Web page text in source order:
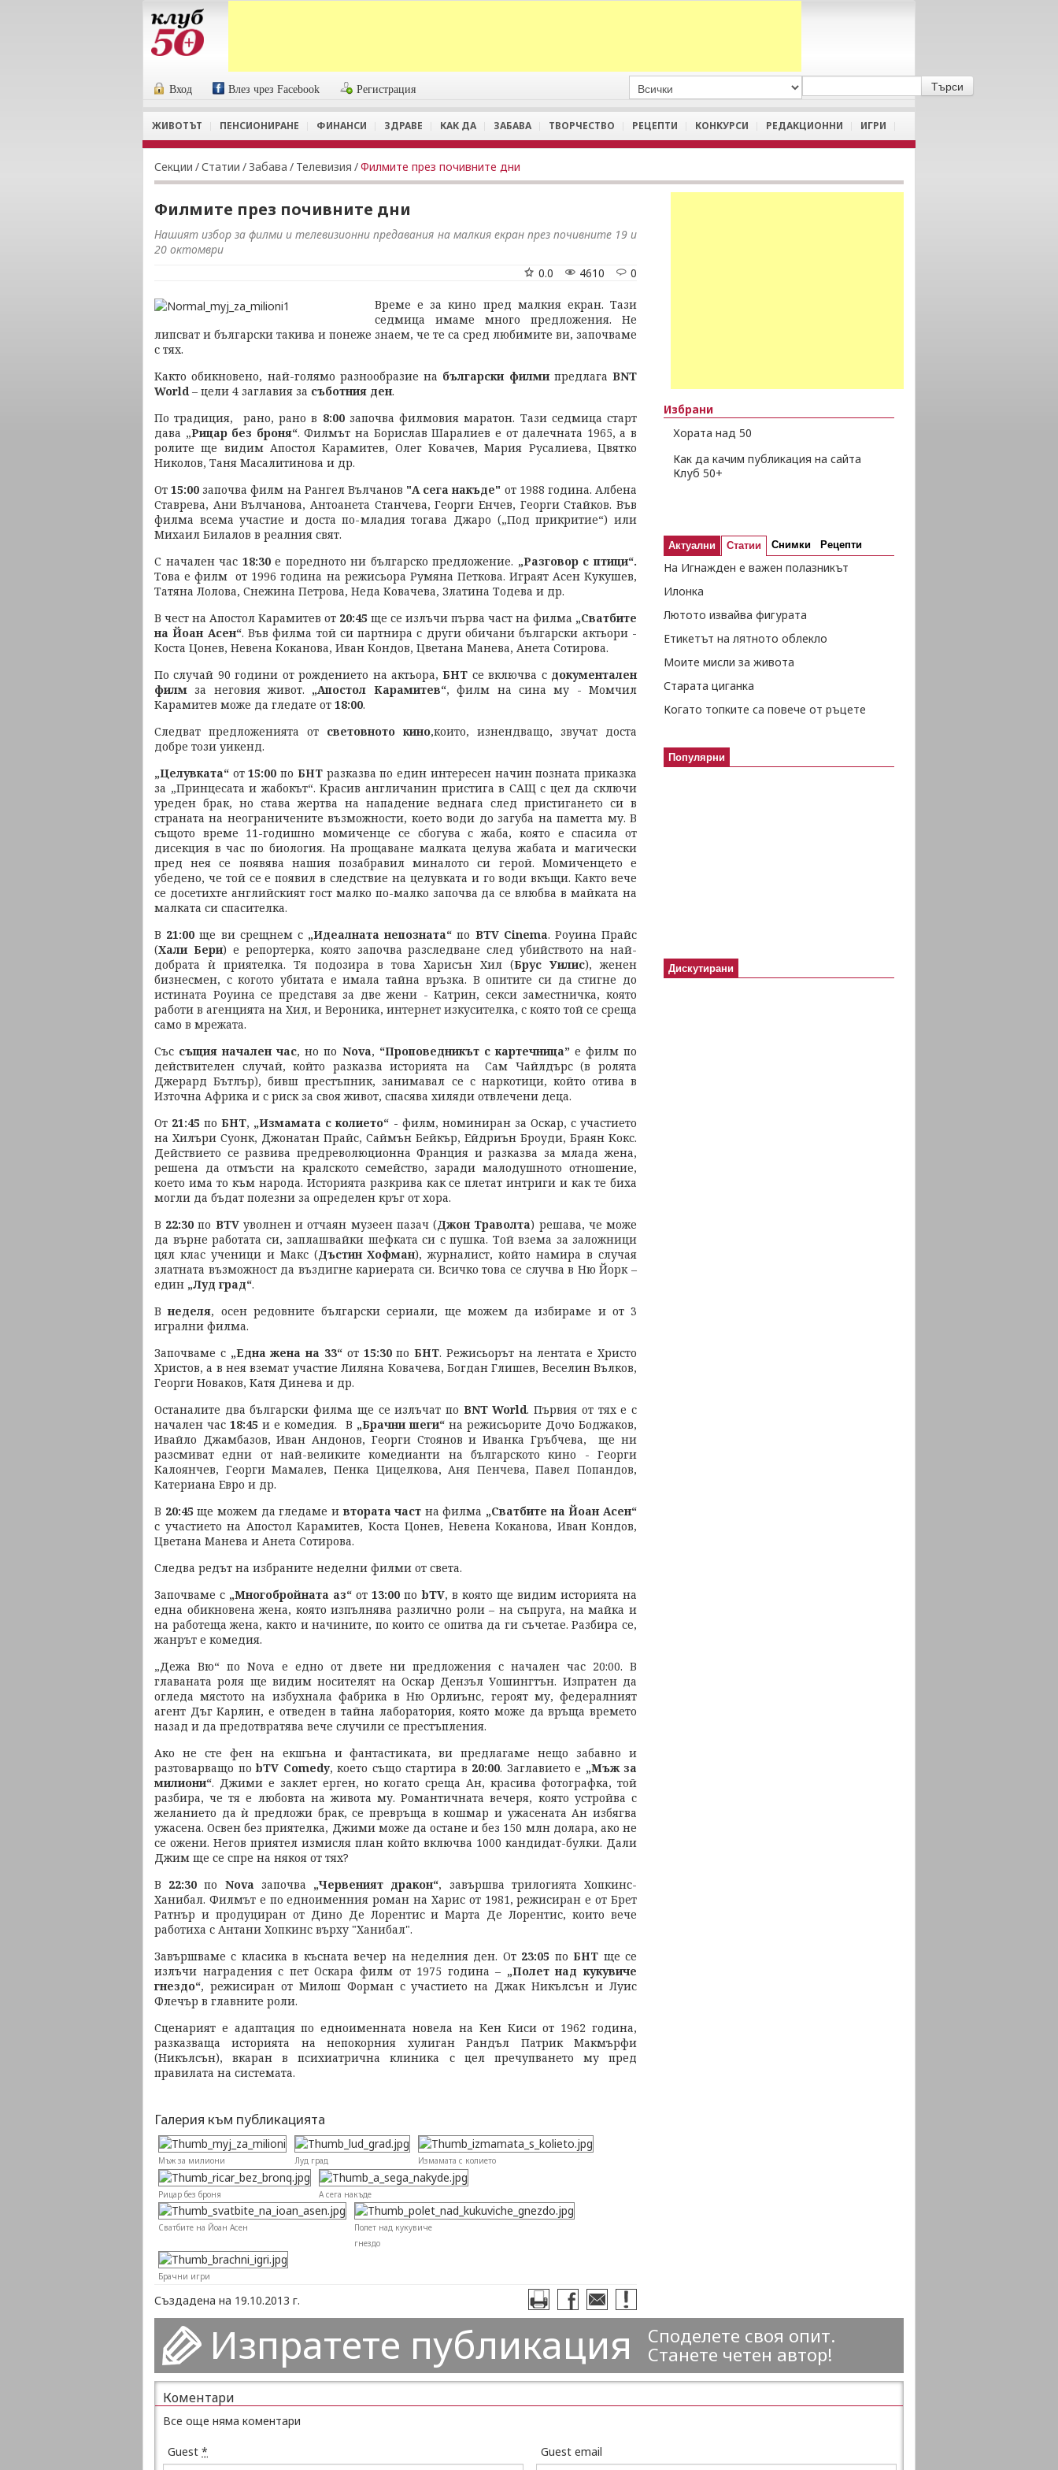
Вход Влез чрез Facebook Регистрация
ЖИВОТЪТ ПЕНСИОНИРАНЕ ФИНАНСИ ЗДРАВЕ КАК ДА ЗАБАВА ТВОРЧЕСТВО РЕЦЕПТИ КОНКУРСИ РЕДАКЦИОННИ ИГРИ
Секции /Статии / Забава / Телевизия /Филмите през почивните дни
Филмите през почивните дни
Нашият избор за филми и телевизионни предавания на малкия екран през почивните 19 и
20 октомври
0
4610
0.0
Време е за кино пред малкия екран. Тази
седмица имаме много предложения. Не
липсват и български такива и понеже знаем, че те са сред любимите ви, започваме
с тях.
Както обикновено, най-голямо разнообразие на български филмипредлага BNT
World– цели 4 заглавия за съботния ден.
По традиция, рано, рано в 8:00започва филмовия маратон. Тази седмица старт
дава „Рицар без броня“. Филмът на Борислав Шаралиев е от далечната 1965, а в
ролите ще видим Апостол Карамитев, Олег Ковачев, Мария Русалиева, Цвятко
Николов, Таня Масалитинова и др.
От15:00 започва филм на Рангел Вълчанов "А сега накъде" от 1988 година. Албена
Ставрева, Ани Вълчанова, Антоанета Станчева, Георги Енчев, Георги Стайков. Във
филма всема участие и доста по-младия тогава Джаро („Под прикритие“) или
Михаил Билалов в реалния свят.
С начален час 18:30е поредното ни българско предложение. „Разговор с птици“.
Това е филм от 1996 година на режисьора Румяна Петкова. Играят Асен Кукушев,
Татяна Лолова, Снежина Петрова, Неда Ковачева, Златина Тодева и др.
В чест на Апостол Карамитев от 20:45 ще се излъчи първа част на филма „Сватбите
на Йоан Асен“. Във филма той си партнира с други обичани български актьори -
Коста Цонев, Невена Коканова, Иван Кондов, Цветана Манева, Анета Сотирова.
По случай 90 години от рождението на актьора,БНТ се включва с документален
филм за неговия живот. „Апостол Карамитев“, филм на сина му - Момчил
Карамитев може да гледате от 18:00.
Следват предложенията от световното кино,които, изнендващо, звучат доста
добре този уикенд.
„Целувката“ от15:00 по БНТразказва по един интересен начин позната приказка
за „Принцесата и жабокът“. Красив англичанин пристига в САЩ с цел да сключи
уреден брак, но става жертва на нападение веднага след пристигането си в
страната на неограничените възможности, което води до загуба на паметта му. В
същото време 11-годишно момиченце се сбогува с жаба, която е спасила от
дисекция в час по биология. На прощаване малката целува жабата и магически
пред нея се появява нашия позабравил миналото си герой. Момиченцето е
убедено, че той се е появил в следствие на целувката и го води вкъщи. Както вече
се досетихте английският гост малко по-малко започва да се влюбва в майката на
малката си спасителка.
В 21:00 ще ви срещнем с „Идеалната непозната“ по BTV Cinema. Роуина Прайс
(Хали Бери) е репортерка, която започва разследване след убийството на най-
добрата ѝ приятелка. Тя подозира в това Харисън Хил (Брус Уилис), женен
бизнесмен, с когото убитата е имала тайна връзка. В опитите си да стигне до
истината Роуина се представя за две жени - Катрин, секси заместничка, която
работи в агенцията на Хил, и Вероника, интернет изкусителка, с която той се среща
само в мрежата.
Със същия начален час, но по Nova, “Проповедникът с картечница”е филм по
действителен случай, който разказва историята на Сам Чайлдърс (в ролята
Джерард Бътлър), бивш престъпник, занимавал се с наркотици, който отива в
Източна Африка и с риск за своя живот, спасява хиляди отвлечени деца.
От 21:45 поБНТ, „Измамата с колието“ - филм, номиниран за Оскар, с участието
на Хилъри Суонк, Джонатан Прайс, Саймън Бейкър, Ейдриън Броуди, Браян Кокс.
Действието се развива предреволюционна Франция и разказва за млада жена,
решена да отмъсти на кралското семейство, заради малодушното отношение,
което има то към народа. Историята разкрива как се плетат интриги и как те биха
могли да бъдат полезни за определен кръг от хора.
В 22:30 по BTVуволнен и отчаян музеен пазач (Джон Траволта) решава, че може
да върне работата си, заплашвайки шефката си с пушка. Той взема за заложници
цял клас ученици и Макс (Дъстин Хофман), журналист, който намира в случая
златната възможност да въздигне кариерата си. Всичко това се случва в Ню Йорк –
един „Луд град“.
Внеделя, осен редовните български сериали, ще можем да избираме и от 3
игрални филма.
Започваме с „Една жена на 33“от 15:30поБНТ. Режисьорът на лентата е Христо
Христов, а в нея вземат участие Лиляна Ковачева, Богдан Глишев, Веселин Вълков,
Георги Новаков, Катя Динева и др.
Останалите два български филма ще се излъчат по BNT World. Първия от тях е с
начален час18:45 и е комедия. В „Брачни шеги“на режисьорите Дочо Боджаков,
Ивайло Джамбазов, Иван Андонов, Георги Стоянов и Иванка Гръбчева, ще ни
разсмиват едни от най-великите комедианти на българското кино - Георги
Калоянчев, Георги Мамалев, Пенка Цицелкова, Аня Пенчева, Павел Попандов,
Катериана Евро и др.
В 20:45ще можем да гледаме ивтората част на филма „Сватбите на Йоан Асен“
с участието на Апостол Карамитев, Коста Цонев, Невена Коканова, Иван Кондов,
Цветана Манева и Анета Сотирова.
Следва редът на избраните неделни филми от света.
Започваме с „Многобройната аз“ от13:00 поbTV, в която ще видим историята на
една обикновена жена, която изпълнява различно роли – на съпруга, на майка и
на работеща жена, както и начините, по които се опитва да ги съчетае. Разбира се,
жанрът е комедия.
„Дежа Вю“ по Novа е едно от двете ни предложения с начален час 20:00. В
главаната роля ще видим носителят на Оскар Дензъл Уошингтън. Изпратен да
огледа мястото на избухнала фабрика в Ню Орлиънс, героят му, федералният
агент Дъг Карлин, е отведен в тайна лаборатория, която може да връща времето
назад и да предотвратява вече случили се престъпления.
Ако не сте фен на екшъна и фантастиката, ви предлагаме нещо забавно и
разтоварващо поbTV Comedy, което също стартира в 20:00. Заглавието е „Мъж за
милиони“. Джими е заклет ерген, но когато среща Ан, красива фотографка, той
разбира, че тя е любовта на живота му. Романтичната вечеря, която устройва с
желанието да ѝ предложи брак, се превръща в кошмар и ужасената Ан избягва
ужасена. Освен без приятелка, Джими може да остане и без 150 млн долара, ако не
се ожени. Негов приятел измисля план който включва 1000 кандидат-булки. Дали
Джим ще се спре на някоя от тях?
В 22:30 по Nova започва „Червеният дракон“, завършва трилогията Хопкинс-
Ханибал. Филмът е по едноименния роман на Харис от 1981, режисиран е от Брет
Ратнър и продуциран от Дино Де Лорентис и Марта Де Лорентис, които вече
работиха с Антани Хопкинс върху "Ханибал".
Завършваме с класика в късната вечер на неделния ден. От 23:05 поБНТ ще се
излъчи наградения с пет Оскара филм от 1975 година – „Полет над кукувиче
гнездо“, режисиран от Милош Форман с участието на Джак Никълсън и Луис
Флечър в главните роли.
Сценарият е адаптация по едноименната новела на Кен Киси от 1962 година,
разказваща историята на непокорния хулиган Рандъл Патрик Макмърфи
(Никълсън), вкаран в психиатрична клиника с цел пречупването му пред
правилата на системата.
Галерия към публикацията
Мъж за милиони Луд град Измамата с колието
Рицар без броня А сега накъде
Сватбите на Йоан Асен
Полет над кукувиче
гнездо
Брачни игри
Създадена на 19.10.2013 г.
Избрани
Хората над 50
Как да качим публикация на сайта
Клуб 50+
Актуални Статии Снимки Рецепти
На Игнажден е важен полазникът
Илонка
Лютото извайва фигурата
Етикетът на лятното облекло
Моите мисли за живота
Старата циганка
Когато топките са повече от ръцете
Популярни
Дискутирани
Изпратете публикация
Споделете своя опит.
Станете четен автор!
Коментари
Все още няма коментари
Guest * Guest email